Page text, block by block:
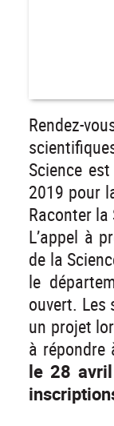
Rendez-
Science
2019 pour
Raconter la
L’appel à
de la
le
ouvert.
un projet
à répondre
le 28